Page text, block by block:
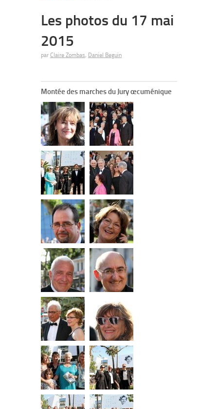
Les photos du 17 mai
2015
par Claire Zombas, Daniel Beguin
Montée des marches du Jury œcuménique